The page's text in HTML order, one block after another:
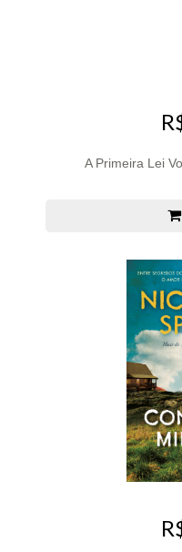
A Primeira Lei